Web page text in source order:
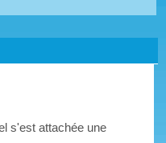
s'est attachée une